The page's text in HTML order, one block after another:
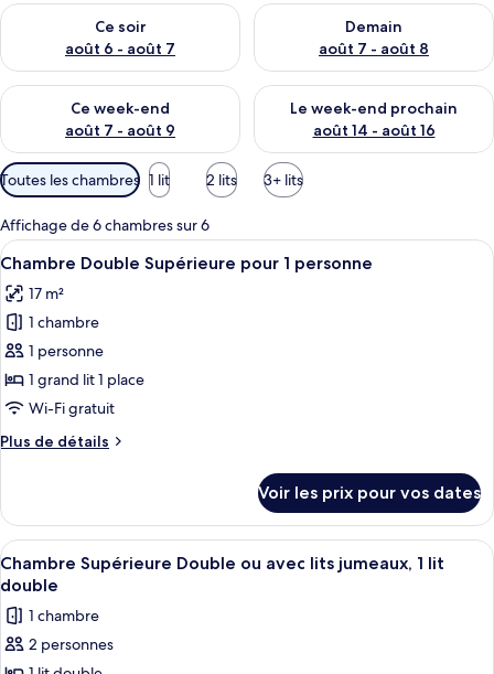
Ce soir
août 6 - août 7
Vérifier la disponibilité pour ce soir août 6 - août 7
Demain
août 7 - août 8
Vérifier la disponibilité pour
Ce week-end
août 7 - août 9
Vérifier la disponibilité pour ce week-end août 7 - août 9
Le week-end prochain
août 14 - août 16
Vérifier la disponibilité pour
Filtres
disponibles
pour
les
chambres
Toutes les chambres 1 lit 2 lits 3+ lits
Affichage de 6 chambres sur 6
Afficher
toutes
les
photos
pour
ce
type
chambre :
Supérieure
pour
1
personne
Chambre Double Supérieure pour 1
7
Chambre Double Supérieure pour 1 personne
17 m²
1 chambre
1 personne
1 grand lit 1 place
Wi-Fi gratuit
Plus de détails
Plus
le
type
de
chambre
Double
Supérieure
Voir les prix pour vos dates
Afficher
toutes
les
photos
pour
Une chambre d’hôtel avec un lit,
13
Chambre Supérieure Double ou avec lits jumeaux, 1 lit
double
1 chambre
2 personnes